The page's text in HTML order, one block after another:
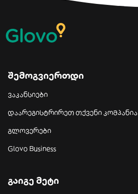
შემოგვიერთდი
ვაკანსიები
დაარეგისტრირეთ თქვენი კომპანია
გლოვერები
Glovo Business
გაიგე მეტი